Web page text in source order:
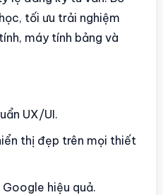
tối ưu trải nghiệm
máy tính bảng và
UX/UI.
thị đẹp trên mọi thiết
Google hiệu quả.